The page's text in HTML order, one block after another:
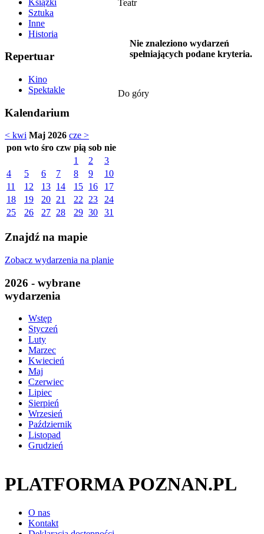
Sztuka
Inne
Historia
Repertuar
Kino
Spektakle
Kalendarium
< kwi Maj 2026 cze >
pon wto śro czw pią sob nie
1
2
3
4
5 6 7 8 9
10
11
12 13 14 15 16
17
18
19 20 21 22 23
24
25
26 27 28 29 30 31
Znajdź na mapie
Zobacz wydarzenia na planie
2026 - wybrane
wydarzenia
Wstęp
Styczeń
Luty
Marzec
Kwiecień
Maj
Czerwiec
Lipiec
Sierpień
Wrzesień
Październik
Listopad
Grudzień
Teatr
Nie znaleziono wydarzeń
spełniających podane kryteria.
Do góry
PLATFORMA POZNAN.PL
O nas
Kontakt